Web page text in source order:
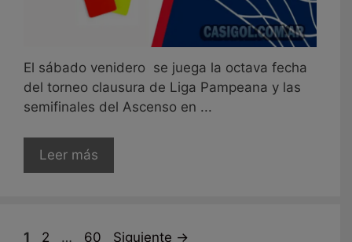
El sábado venidero se juega la octava fecha
del torneo clausura de Liga Pampeana y las
semifinales del Ascenso en ...
Leer más
Página
1 Página
2 … Página
60 Siguiente →